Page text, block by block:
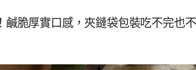
脆厚實口感，夾鏈袋包裝吃不完也不